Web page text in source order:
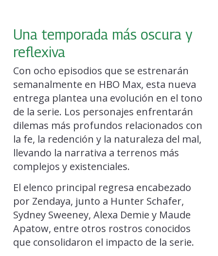
Una temporada más oscura y
reflexiva
Con ocho episodios que se estrenarán
semanalmente en HBO Max, esta nueva
entrega plantea una evolución en el tono
de la serie. Los personajes enfrentarán
dilemas más profundos relacionados con
la fe, la redención y la naturaleza del mal,
llevando la narrativa a terrenos más
complejos y existenciales.
El elenco principal regresa encabezado
por Zendaya, junto a Hunter Schafer,
Sydney Sweeney, Alexa Demie y Maude
Apatow, entre otros rostros conocidos
que consolidaron el impacto de la serie.